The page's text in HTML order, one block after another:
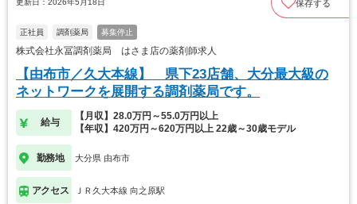
更新日：2026年5月18日 保存する
正社員 調剤薬局 募集停止
株式会社永冨調剤薬局 はさま店の薬剤師求人
【由布市／久大本線】 県下23店舗、大分最大級の
ネットワークを展開する調剤薬局です。
給与
【月収】28.0万円～55.0万円以上
【年収】420万円～620万円以上 22歳～30歳モデル
勤務地 大分県 由布市
アクセス ＪＲ久大本線 向之原駅